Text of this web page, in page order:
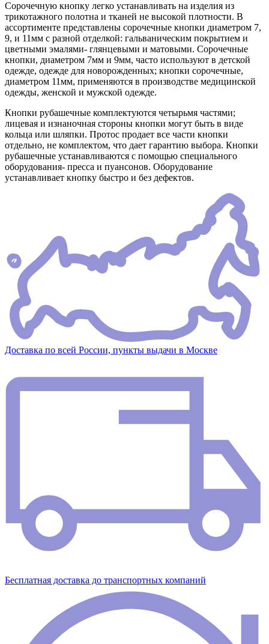
Сорочечную кнопку легко устанавливать на изделия из
трикотажного полотна и тканей не высокой плотности. В
ассортименте представлены сорочечные кнопки диаметром 7,
9, и 11мм с разной отделкой: гальваническим покрытием и
цветными эмалями- глянцевыми и матовыми. Сорочечные
кнопки, диаметром 7мм и 9мм, часто используют в детской
одежде, одежде для новорожденных; кнопки сорочечные,
диаметром 11мм, применяются в производстве медицинской
одежды, женской и мужской одежде.
Кнопки рубашечные комплектуются четырьмя частями;
лицевая и изнаночная стороны кнопки могут быть в виде
кольца или шляпки. Протос продает все части кнопки
отдельно, не комплектом, что дает гарантию выбора. Кнопки
рубашечные устанавливаются с помощью специального
оборудования- пресса и пуансонов. Оборудование
устанавливает кнопку быстро и без дефектов.
Доставка по всей России, пункты выдачи в Москве
Бесплатная доставка до транспортных компаний